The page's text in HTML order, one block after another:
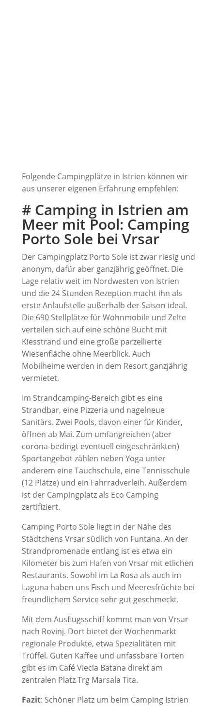
Folgende Campingplätze in Istrien können wir
aus unserer eigenen Erfahrung empfehlen:
# Camping in Istrien am
Meer mit Pool: Camping
Porto Sole bei Vrsar
Der Campingplatz Porto Sole ist zwar riesig und
anonym, dafür aber ganzjährig geöffnet. Die
Lage relativ weit im Nordwesten von Istrien
und die 24 Stunden Rezeption macht ihn als
erste Anlaufstelle außerhalb der Saison ideal.
Die 690 Stellplätze für Wohnmobile und Zelte
verteilen sich auf eine schöne Bucht mit
Kiesstrand und eine große parzellierte
Wiesenfläche ohne Meerblick. Auch
Mobilheime werden in dem Resort ganzjährig
vermietet.
Im Strandcamping-Bereich gibt es eine
Strandbar, eine Pizzeria und nagelneue
Sanitärs. Zwei Pools, davon einer für Kinder,
öffnen ab Mai. Zum umfangreichen (aber
corona-bedingt eventuell eingeschränkten)
Sportangebot zählen neben Yoga unter
anderem eine Tauchschule, eine Tennisschule
(12 Plätze) und ein Fahrradverleih. Außerdem
ist der Campingplatz als Eco Camping
zertifiziert.
Camping Porto Sole liegt in der Nähe des
Städtchens Vrsar südlich von Funtana. An der
Strandpromenade entlang ist es etwa ein
Kilometer bis zum Hafen von Vrsar mit etlichen
Restaurants. Sowohl im La Rosa als auch im
Laguna haben uns Fisch und Meeresfrüchte bei
freundlichem Service sehr gut geschmeckt.
Mit dem Ausflugsschiff kommt man von Vrsar
nach Rovinj. Dort bietet der Wochenmarkt
regionale Produkte, etwa Spezialitäten mit
Trüffel. Guten Kaffee und unfassbare Torten
gibt es im Café Viecia Batana direkt am
zentralen Platz Trg Marsala Tita.
Fazit: Schöner Platz um beim Camping Istrien